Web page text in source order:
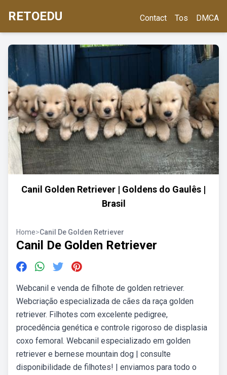
RETOEDU Contact Tos DMCA
Canil Golden Retriever | Goldens do Gaulês |
Brasil
Home>Canil De Golden Retriever
Canil De Golden Retriever
Webcanil e venda de filhote de golden retriever.
Webcriação especializada de cães da raça golden
retriever. Filhotes com excelente pedigree,
procedência genética e controle rigoroso de displasia
coxo femoral. Webcanil especializado em golden
retriever e bernese mountain dog | consulte
disponibilidade de filhotes! | enviamos para todo o